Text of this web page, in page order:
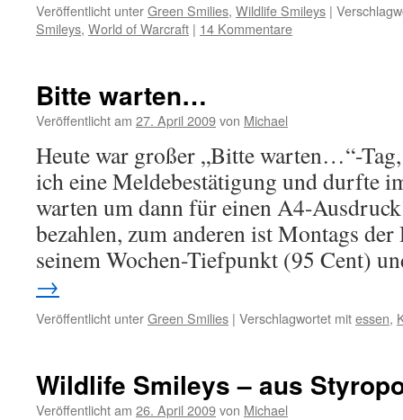
Veröffentlicht unterGreen Smilies, Wildlife Smileys |
Smileys, World of Warcraft | 14 Kommentare
Bitte warten…
Veröffentlicht am 27. April 2009von Michael
Heute war großer „Bitte warten…“-
ich eine Meldebestätigung und durfte
warten um dann für einen A4-
bezahlen, zum anderen ist Montags
seinem Wochen-Tiefpunkt (95 Cent)
→
Veröffentlicht unterGreen Smilies | Verschlagwortet mitessen,
Wildlife Smileys – aus
Veröffentlicht am 26. April 2009von Michael